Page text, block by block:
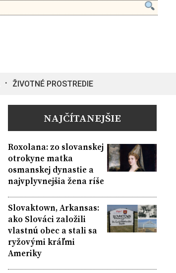
ŽIVOTNÉ PROSTREDIE
NAJČÍTANEJŠIE
Roxolana: zo slovanskej
otrokyne matka
osmanskej dynastie a
najvplyvnejšia žena ríše
Slovaktown, Arkansas:
ako Slováci založili
vlastnú obec a stali sa
ryžovými kráľmi
Ameriky